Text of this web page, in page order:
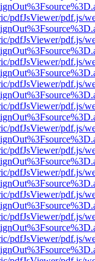
pdfJsViewer/pdf.js/
pdfJsViewer/pdf.js/
pdfJsViewer/pdf.js/
pdfJsViewer/pdf.js/
pdfJsViewer/pdf.js/
pdfJsViewer/pdf.js/
pdfJsViewer/pdf.js/
pdfJsViewer/pdf.js/
pdfJsViewer/pdf.js/
pdfJsViewer/pdf.js/
pdfJsViewer/pdf.js/